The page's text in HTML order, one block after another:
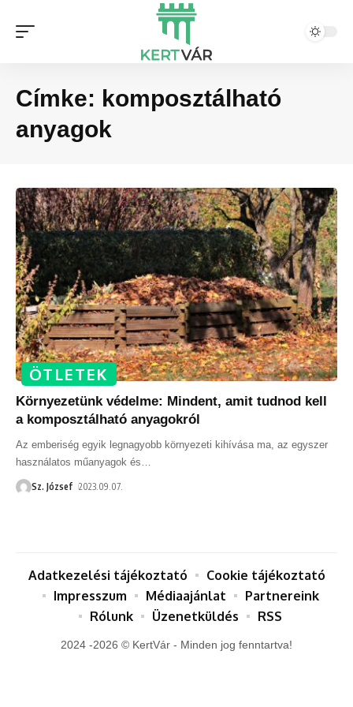
Címke: komposztálható
anyagok
ÖTLETEK
Környezetünk védelme: Mindent, amit tudnod kell
a komposztálható anyagokról
Az emberiség egyik legnagyobb környezeti kihívása ma, az egyszer
használatos műanyagok és
Sz. József 2023.09.07.
2024 -2026 © KertVár - Minden jog fenntartva!
Adatkezelési tájékoztató
Cookie tájékoztató
Impresszum
Médiaajánlat
Partnereink
Rólunk
Üzenetküldés RSS